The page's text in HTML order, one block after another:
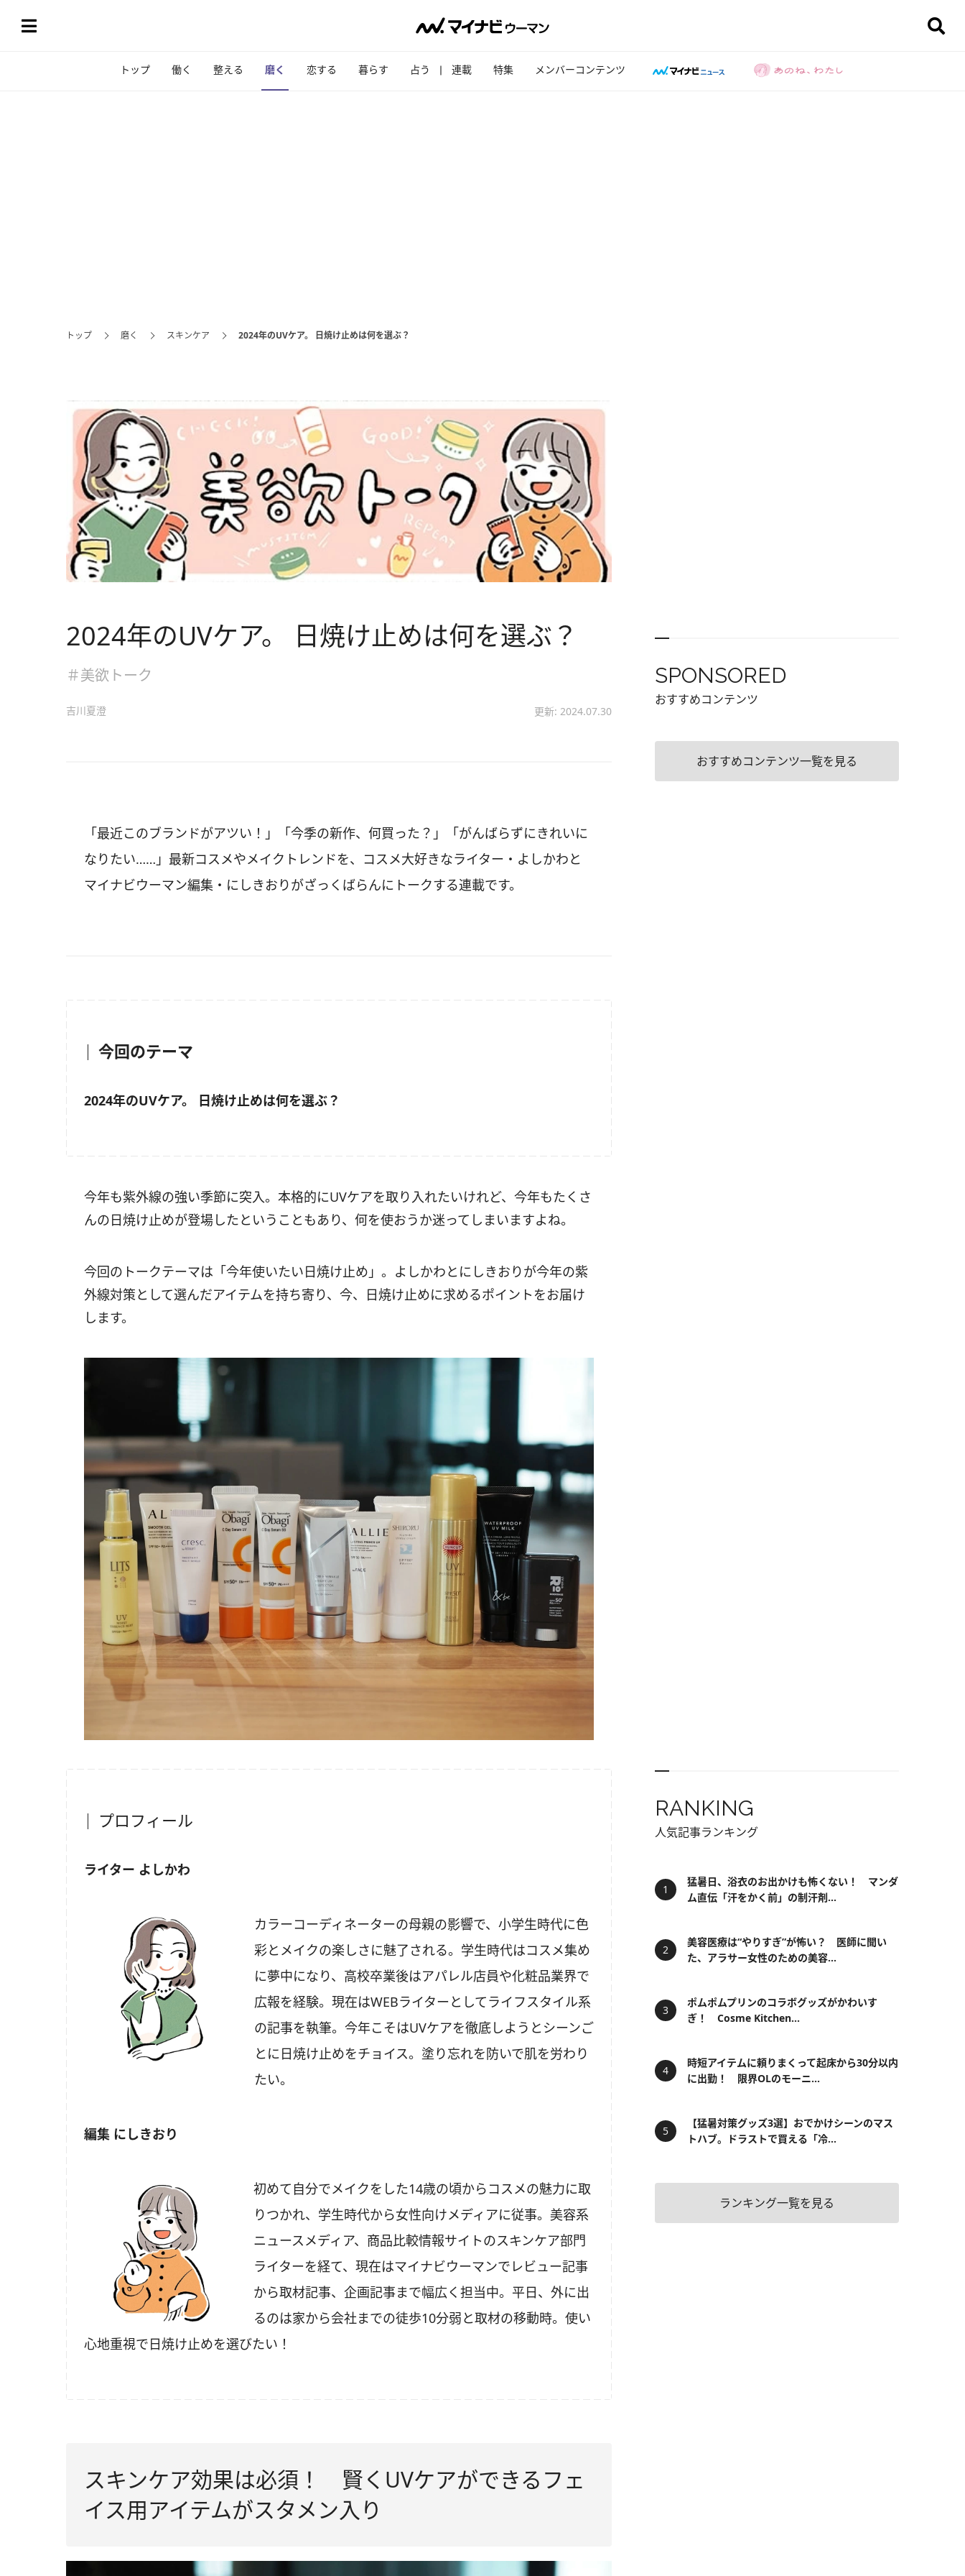
トップ 働く 整える 磨く 恋する 暮らす 占う 連載 特集 メンバーコンテンツ
トップ 磨く スキンケア 2024年のUVケア。 日焼け止めは何を選ぶ？
2024年のUVケア。 日焼け止めは何を選ぶ？
＃美欲トーク
吉川夏澄 更新: 2024.07.30
「最近このブランドがアツい！」「今季の新作、何買った？」「がんばらずにきれいに
なりたい……」最新コスメやメイクトレンドを、コスメ大好きなライター・よしかわと
マイナビウーマン編集・にしきおりがざっくばらんにトークする連載です。
今回のテーマ
2024年のUVケア。 日焼け止めは何を選ぶ？
今年も紫外線の強い季節に突入。本格的にUVケアを取り入れたいけれど、今年もたくさ
んの日焼け止めが登場したということもあり、何を使おうか迷ってしまいますよね。
今回のトークテーマは「今年使いたい日焼け止め」。よしかわとにしきおりが今年の紫
外線対策として選んだアイテムを持ち寄り、今、日焼け止めに求めるポイントをお届け
します。
プロフィール
ライター よしかわ
カラーコーディネーターの母親の影響で、小学生時代に色
彩とメイクの楽しさに魅了される。学生時代はコスメ集め
に夢中になり、高校卒業後はアパレル店員や化粧品業界で
広報を経験。現在はWEBライターとしてライフスタイル系
の記事を執筆。今年こそはUVケアを徹底しようとシーンご
とに日焼け止めをチョイス。塗り忘れを防いで肌を労わり
たい。
編集 にしきおり
初めて自分でメイクをした14歳の頃からコスメの魅力に取
りつかれ、学生時代から女性向けメディアに従事。美容系
ニュースメディア、商品比較情報サイトのスキンケア部門
ライターを経て、現在はマイナビウーマンでレビュー記事
から取材記事、企画記事まで幅広く担当中。平日、外に出
るのは家から会社までの徒歩10分弱と取材の移動時。使い
心地重視で日焼け止めを選びたい！
スキンケア効果は必須！ 賢くUVケアができるフェ
イス用アイテムがスタメン入り
SPONSORED
おすすめコンテンツ
おすすめコンテンツ一覧を見る
RANKING
人気記事ランキング
猛暑日、浴衣のお出かけも怖くない！ マンダ
ム直伝「汗をかく前」の制汗剤...
美容医療は“やりすぎ”が怖い？ 医師に聞い
た、アラサー女性のための美容...
ポムポムプリンのコラボグッズがかわいす
ぎ！ Cosme Kitchen...
時短アイテムに頼りまくって起床から30分以内
に出勤！ 限界OLのモーニ...
【猛暑対策グッズ3選】おでかけシーンのマス
トハブ。ドラストで買える「冷...
ランキング一覧を見る